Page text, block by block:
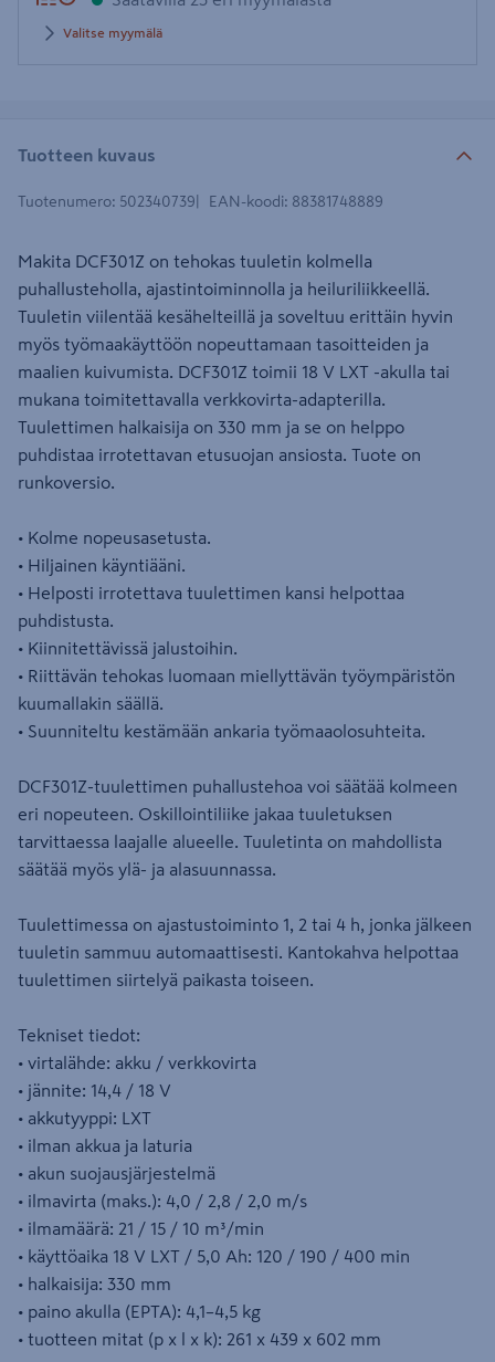
Valitse myymälä
Tuotteen kuvaus
Tuotenumero: 502340739 EAN-koodi: 88381748889
Makita DCF301Z on tehokas tuuletin kolmella
puhallusteholla, ajastintoiminnolla ja heiluriliikkeellä.
Tuuletin viilentää kesähelteillä ja soveltuu erittäin hyvin
myös työmaakäyttöön nopeuttamaan tasoitteiden ja
maalien kuivumista. DCF301Z toimii 18 V LXT -akulla tai
mukana toimitettavalla verkkovirta-adapterilla.
Tuulettimen halkaisija on 330 mm ja se on helppo
puhdistaa irrotettavan etusuojan ansiosta. Tuote on
runkoversio.
• Kolme nopeusasetusta.
• Hiljainen käyntiääni.
• Helposti irrotettava tuulettimen kansi helpottaa
puhdistusta.
• Kiinnitettävissä jalustoihin.
• Riittävän tehokas luomaan miellyttävän työympäristön
kuumallakin säällä.
• Suunniteltu kestämään ankaria työmaaolosuhteita.
DCF301Z-tuulettimen puhallustehoa voi säätää kolmeen
eri nopeuteen. Oskillointiliike jakaa tuuletuksen
tarvittaessa laajalle alueelle. Tuuletinta on mahdollista
säätää myös ylä- ja alasuunnassa.
Tuulettimessa on ajastustoiminto 1, 2 tai 4 h, jonka jälkeen
tuuletin sammuu automaattisesti. Kantokahva helpottaa
tuulettimen siirtelyä paikasta toiseen.
Tekniset tiedot:
• virtalähde: akku / verkkovirta
• jännite: 14,4 / 18 V
• akkutyyppi: LXT
• ilman akkua ja laturia
• akun suojausjärjestelmä
• ilmavirta (maks.): 4,0 / 2,8 / 2,0 m/s
• ilmamäärä: 21 / 15 / 10 m³/min
• käyttöaika 18 V LXT / 5,0 Ah: 120 / 190 / 400 min
• halkaisija: 330 mm
• paino akulla (EPTA): 4,1–4,5 kg
• tuotteen mitat (p x l x k): 261 x 439 x 602 mm